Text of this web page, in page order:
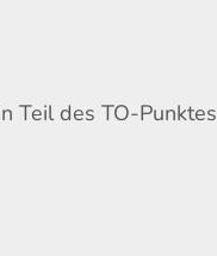
Teil des TO-Punktes